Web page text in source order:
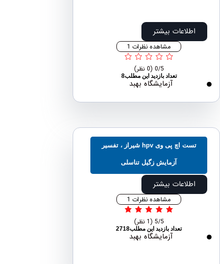
اطلاعات بیشتر
مشاهده نظرات 1
تعداد بازدید این مطلب8
آزمایشگاه بهبد
تست اچ پی وی hpv شیراز ، تفسیر
آزمایش زگیل تناسلی
اطلاعات بیشتر
مشاهده نظرات 1
تعداد بازدید این مطلب2718
آزمایشگاه بهبد